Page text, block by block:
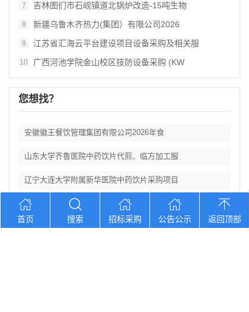
7 吉林图们市石岘镇道北锅炉改造‑15吨生物
8 新疆乌鲁木齐热力(集团）有限公司2026
9 江苏省汇海云平台建设项目设备采购及相关服
10 广西河池学院金山校区技防设备采购 (KW
您想找？
安徽徽王餐饮管理集团有限公司2026年食
山东大学齐鲁医院中药饮片代煎、临方加工服
辽宁大连大学附属新华医院中药饮片采购项目
湖北省第三人民医院阳逻食堂餐饮服务招标公
湖北三峡职业技术学院附属医院医用耗材供应
首页 搜索 招标采购 公告公示 返回顶部